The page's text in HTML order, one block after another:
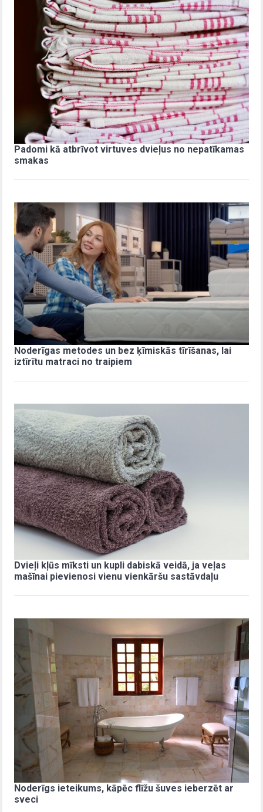
Padomi kā atbrīvot virtuves dvieļus no nepatīkamas
smakas
Noderīgas metodes un bez ķīmiskās tīrīšanas, lai
iztīrītu matraci no traipiem
Dvieļi kļūs mīksti un kupli dabiskā veidā, ja veļas
mašīnai pievienosi vienu vienkāršu sastāvdaļu
Noderīgs ieteikums, kāpēc flīžu šuves ieberzēt ar
sveci